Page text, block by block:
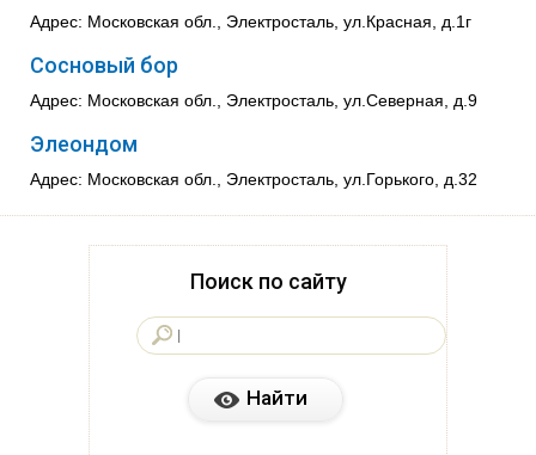
Адрес: Московская обл., Электросталь, ул.Красная, д.1г
Сосновый бор
Адрес: Московская обл., Электросталь, ул.Северная, д.9
Элеондом
Адрес: Московская обл., Электросталь, ул.Горького, д.32
Поиск по сайту